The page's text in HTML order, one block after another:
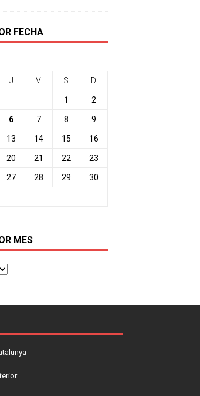
FECHA
J V S D
1 2
6 7 8 9
13 14 15 16
20 21 22 23
27 28 29 30
MES